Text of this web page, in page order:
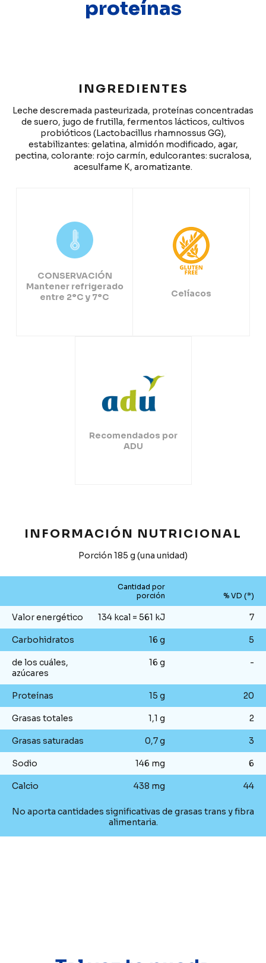
proteínas
INGREDIENTES
Leche descremada pasteurizada, proteínas concentradas
de suero, jugo de frutilla, fermentos lácticos, cultivos
probióticos (Lactobacillus rhamnossus GG),
estabilizantes: gelatina, almidón modificado, agar,
pectina, colorante: rojo carmín, edulcorantes: sucralosa,
acesulfame K, aromatizante.
CONSERVACIÓN
Mantener refrigerado
entre 2°C y 7°C
Celíacos
Recomendados por
ADU
INFORMACIÓN NUTRICIONAL
Porción 185 g (una unidad)
Cantidad por
porción
% VD (*)
Valor energético 134 kcal = 561 kJ 7
Carbohidratos 16 g 5
de los cuáles,
azúcares
16 g -
Proteínas 15 g 20
Grasas totales 1,1 g 2
Grasas saturadas 0,7 g 3
Sodio 146 mg 6
Calcio 438 mg 44
No aporta cantidades significativas de grasas trans y fibra
alimentaria.